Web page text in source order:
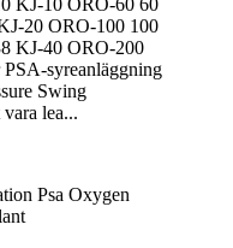
20 ORO-100 100
KJ-40 ORO-200
syreanläggning
Swing
lea...